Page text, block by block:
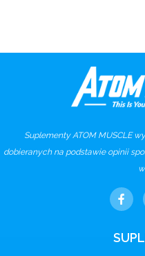
Suplementy ATOM MUSCLE
dobieranych na podstawie opinii